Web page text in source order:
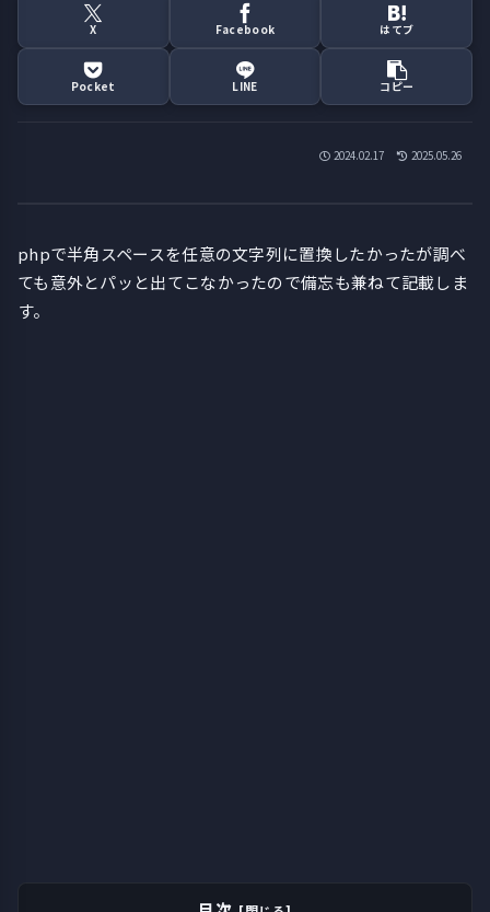
X Facebook はてブ
Pocket LINE コピー
2024.02.17 2025.05.26
phpで半角スペースを任意の文字列に置換したかったが調べ
ても意外とパッと出てこなかったので備忘も兼ねて記載しま
す。